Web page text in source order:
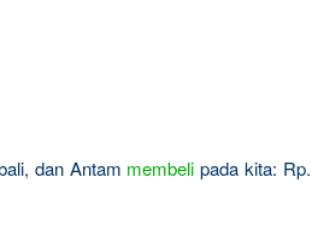
dan Antam membeli pada kita: Rp.